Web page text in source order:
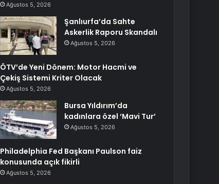
Ağustos 5, 2026
Şanlıurfa’da Sahte
Askerlik Raporu Skandalı
Ağustos 5, 2026
ÖTV’de Yeni Dönem: Motor Hacmi ve
Çekiş Sistemi Kriter Olacak
Ağustos 5, 2026
Bursa Yıldırım’da
kadınlara özel ‘Mavi Tur’
Ağustos 5, 2026
Philadelphia Fed Başkanı Paulson faiz
konusunda açık fikirli
Ağustos 5, 2026